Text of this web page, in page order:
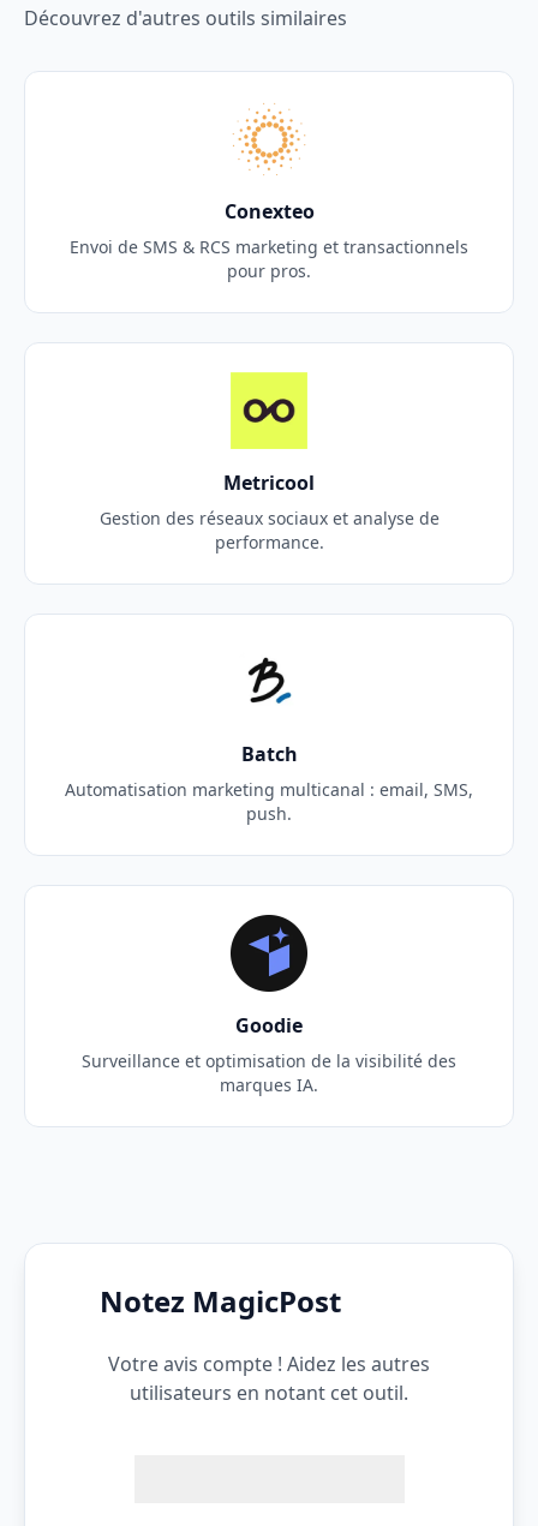
Découvrez d'autres outils similaires
Conexteo
Envoi de SMS & RCS marketing et transactionnels
pour pros.
Metricool
Gestion des réseaux sociaux et analyse de
performance.
Batch
Automatisation marketing multicanal : email, SMS,
push.
Goodie
Surveillance et optimisation de la visibilité des
marques IA.
Notez MagicPost
Votre avis compte ! Aidez les autres
utilisateurs en notant cet outil.